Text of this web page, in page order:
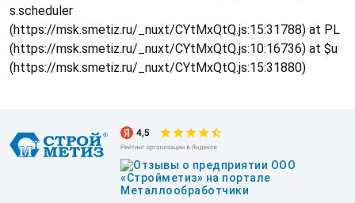
s.scheduler
(https://msk.smetiz.ru/_nuxt/CYtMxQtQ.js:15:31788) at PL
(https://msk.smetiz.ru/_nuxt/CYtMxQtQ.js:10:16736) at $u
(https://msk.smetiz.ru/_nuxt/CYtMxQtQ.js:15:31880)